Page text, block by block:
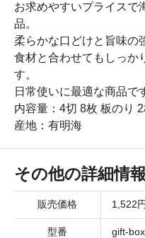
お求めやすいプライスで
品。
柔らかな口どけと旨味の
食材と合わせてもしっか
す。
日常使いに最適な商品で
内容量：4切 8枚 板のり
産地：有明海
その他の詳細情報
販売価格 1,522円
型番 gift-